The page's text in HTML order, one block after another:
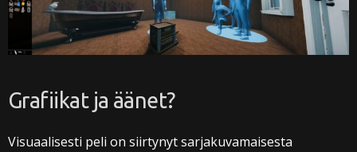
Grafiikat ja äänet?
Visuaalisesti peli on siirtynyt sarjakuvamaisesta